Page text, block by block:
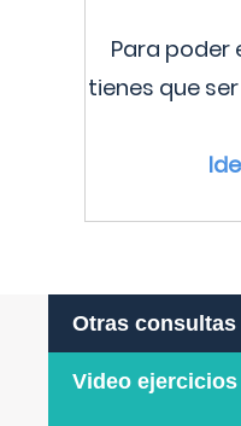
Para poder
tienes que ser
Otras consultas
Video ejercicios